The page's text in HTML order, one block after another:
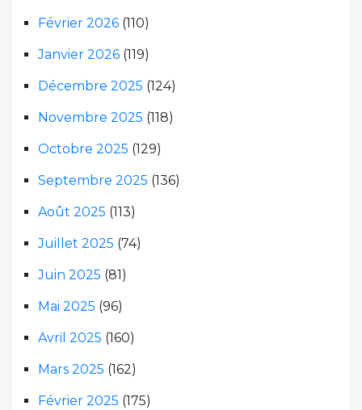
Février 2026 (110)
Janvier 2026 (119)
Décembre 2025 (124)
Novembre 2025 (118)
Octobre 2025 (129)
Septembre 2025 (136)
Août 2025 (113)
Juillet 2025 (74)
Juin 2025 (81)
Mai 2025 (96)
Avril 2025 (160)
Mars 2025 (162)
Février 2025 (175)